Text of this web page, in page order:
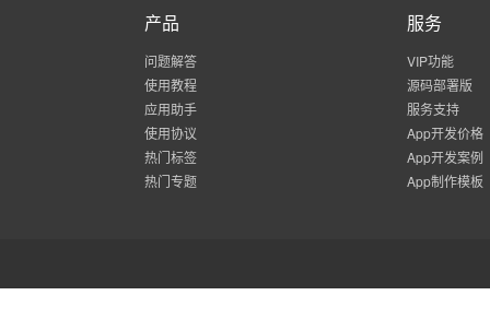
产品
问题解答
使用教程
应用助手
使用协议
热门标签
热门专题
服务
VIP功能
源码部署版
服务支持
App开发价格
App开发案例
App制作模板